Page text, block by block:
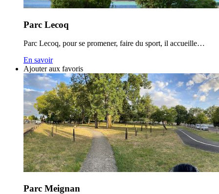
Parc Lecoq
Parc Lecoq, pour se promener, faire du sport, il accueille…
En savoir
Ajouter aux favoris
Parc Meignan